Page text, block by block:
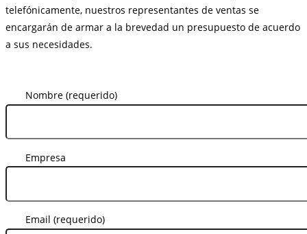
telefónicamente, nuestros representantes de ventas se
encargarán de armar a la brevedad un presupuesto de acuerdo
a sus necesidades.
Nombre (requerido)
Empresa
Email (requerido)